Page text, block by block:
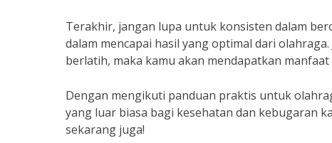
Terakhir, jangan lupa untuk konsisten dalam
dalam mencapai hasil yang optimal dari
berlatih, maka kamu akan mendapatkan
Dengan mengikuti panduan praktis untuk
yang luar biasa bagi kesehatan dan kebugaran
sekarang juga!